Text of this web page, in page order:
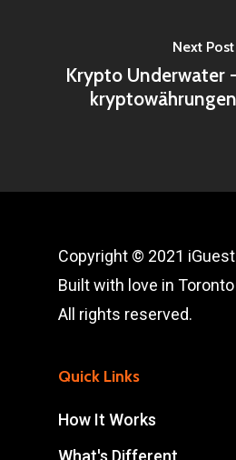
Next Post
Krypto Underwater
Copyright © 2021
Built with love in Toronto
All rights reserved.
Quick Links
How It Works
What's Different